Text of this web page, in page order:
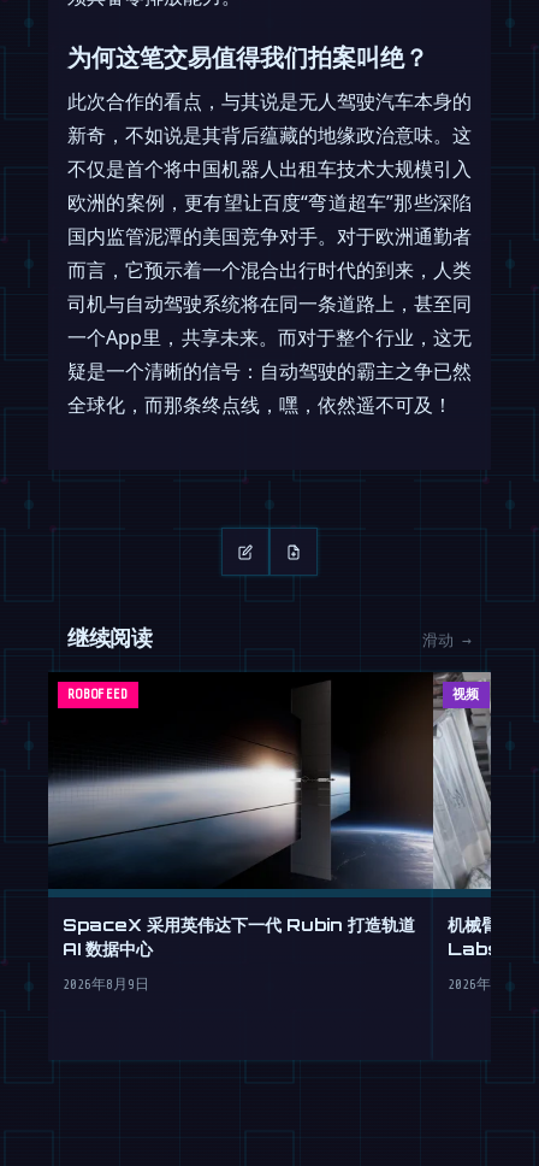
为何这笔交易值得我们拍案叫绝？
此次合作的看点，与其说是无人驾驶汽车本身的
新奇，不如说是其背后蕴藏的地缘政治意味。这
不仅是首个将中国机器人出租车技术大规模引入
欧洲的案例，更有望让百度“弯道超车”那些深陷
国内监管泥潭的美国竞争对手。对于欧洲通勤者
而言，它预示着一个混合出行时代的到来，人类
司机与自动驾驶系统将在同一条道路上，甚至同
一个App里，共享未来。而对于整个行业，这无
疑是一个清晰的信号：自动驾驶的霸主之争已然
全球化，而那条终点线，嘿，依然遥不可及！
继续阅读 滑动 →
ROBOFEED
SpaceX 采用英伟达下一代 Rubin 打造轨道
AI 数据中心
2026年8月9日
视频
机械臂化
Labs 重塑
2026年8月9日